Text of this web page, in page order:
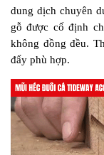
dung dịch chuyên
gỗ được cố định
không đồng đều.
đẩy phù hợp.